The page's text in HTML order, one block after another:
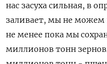
нас засуха сильная, в
заливает, мы не можем
не менее пока мы
миллионов тонн